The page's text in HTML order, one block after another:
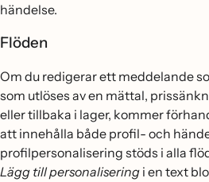
händelse.
Flöden
Om du redigerar ett meddelande
som utlöses av en mättal,
eller tillbaka i lager, kommer
att innehålla både profil- och
profilpersonalisering stöds i alla
Lägg till personalisering i en text